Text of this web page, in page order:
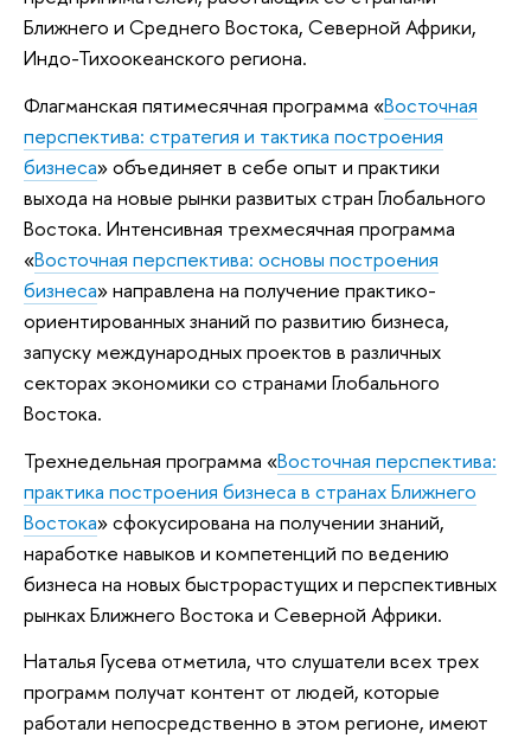
Ближнего и Среднего Востока, Северной Африки,
Индо-Тихоокеанского региона.
Флагманская пятимесячная программа «Восточная
перспектива: стратегия и тактика построения
бизнеса» объединяет в себе опыт и практики
выхода на новые рынки развитых стран Глобального
Востока. Интенсивная трехмесячная программа
«Восточная перспектива: основы построения
бизнеса» направлена на получение практико-
ориентированных знаний по развитию бизнеса,
запуску международных проектов в различных
секторах экономики со странами Глобального
Востока.
Трехнедельная программа «Восточная перспектива:
практика построения бизнеса в странах Ближнего
Востока» сфокусирована на получении знаний,
наработке навыков и компетенций по ведению
бизнеса на новых быстрорастущих и перспективных
рынках Ближнего Востока и Северной Африки.
Наталья Гусева отметила, что слушатели всех трех
программ получат контент от людей, которые
работали непосредственно в этом регионе, имеют